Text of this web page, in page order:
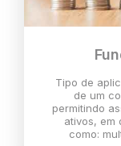
Tipo de
de um
permitindo
ativos, em
como: